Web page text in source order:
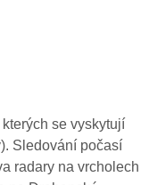
se vyskytují
Sledování počasí
radary na vrcholech